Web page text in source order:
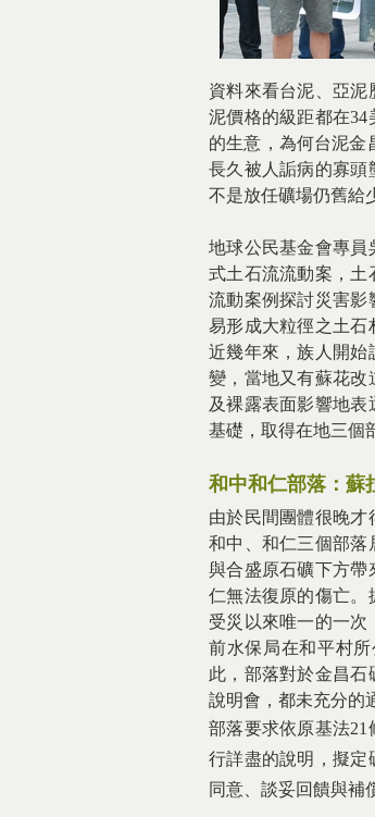
資料來看台泥、亞
泥價格的級距都在34
的生意，為何台泥金
長久被人詬病的寡頭
不是放任礦場仍舊給
地球公民基金會專員
式土石流流動案，土
流動案例探討災害影
易形成大粒徑之土石
近幾年來，族人開始
變，當地又有蘇花改
及裸露表面影響地
基礎，取得在地三個
和中和仁部落：蘇
由於民間團體很晚才
和中、和仁三個部落
與合盛原石礦下方帶
仁無法復原的傷亡。
受災以來唯一的一次
前水保局在和平村
此，部落對於金昌
說明會，都未充分的
部落要求依原基法
行詳盡的說明，擬定
同意、談妥回饋與補